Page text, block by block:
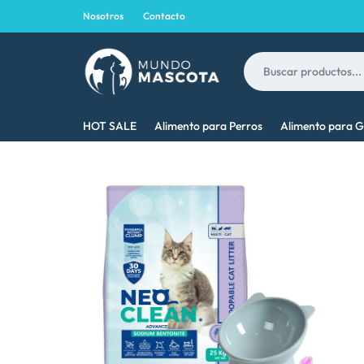
Nosotros Contacto
MASCOTA
MEJOR
PARA
TU
MASCOTA
HOT SALE Alimento para Perros Alimento para